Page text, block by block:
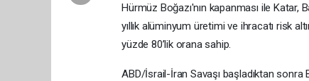
Hürmüz Boğazı'nın kapanması ile
yıllık alüminyum üretimi ve ihracatı risk
yüzde 80’lik orana sahip.
ABD/İsrail-İran Savaşı başladıktan